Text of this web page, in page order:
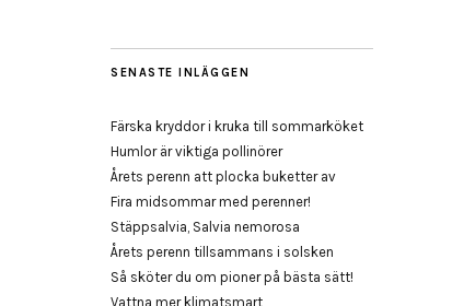
SENASTE INLÄGGEN
Färska kryddor i kruka till sommarköket
Humlor är viktiga pollinörer
Årets perenn att plocka buketter av
Fira midsommar med perenner!
Stäppsalvia, Salvia nemorosa
Årets perenn tillsammans i solsken
Så sköter du om pioner på bästa sätt!
Vattna mer klimatsmart